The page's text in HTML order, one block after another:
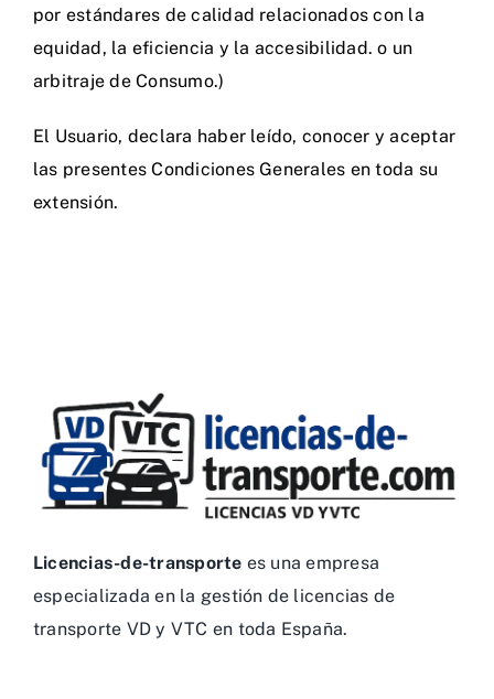
por estándares de calidad relacionados con la
equidad, la eficiencia y la accesibilidad. o un
arbitraje de Consumo.)
El Usuario, declara haber leído, conocer y aceptar
las presentes Condiciones Generales en toda su
extensión.
Licencias-de-transporte es una empresa
especializada en la gestión de licencias de
transporte VD y VTC en toda España.